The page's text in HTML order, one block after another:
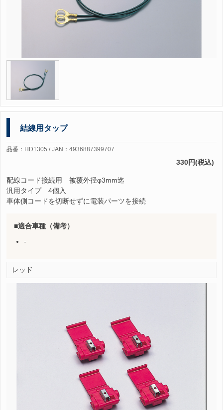
結線用タップ
品番：HD1305 / JAN：4936887399707
330円(税込)
配線コード接続用 被覆外径φ3mm迄
汎用タイプ 4個入
車体側コードを切断せずに電装パーツを接続
適合車種（備考）
-
レッド